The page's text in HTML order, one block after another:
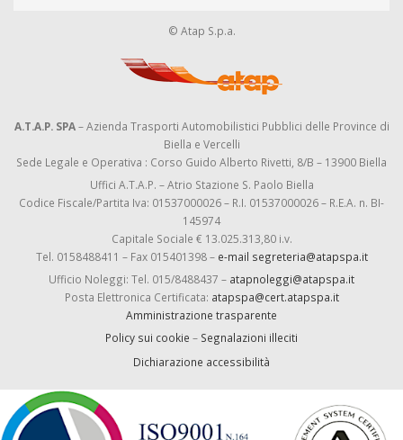
© Atap S.p.a.
A.T.A.P. SPA– Azienda Trasporti Automobilistici Pubblici delle Province di
Biella e Vercelli
Sede Legale e Operativa : Corso Guido Alberto Rivetti, 8/B – 13900 Biella
Uffici A.T.A.P. – Atrio Stazione S. Paolo Biella
Codice Fiscale/Partita Iva: 01537000026 – R.I. 01537000026 – R.E.A. n. BI-
145974
Capitale Sociale € 13.025.313,80 i.v.
Tel. 0158488411 – Fax 015401398 – e-mail segreteria@atapspa.it
Ufficio Noleggi: Tel. 015/8488437 – atapnoleggi@atapspa.it
Posta Elettronica Certificata: atapspa@cert.atapspa.it
Amministrazione trasparente
Policy sui cookie – Segnalazioni illeciti
Dichiarazione accessibilità